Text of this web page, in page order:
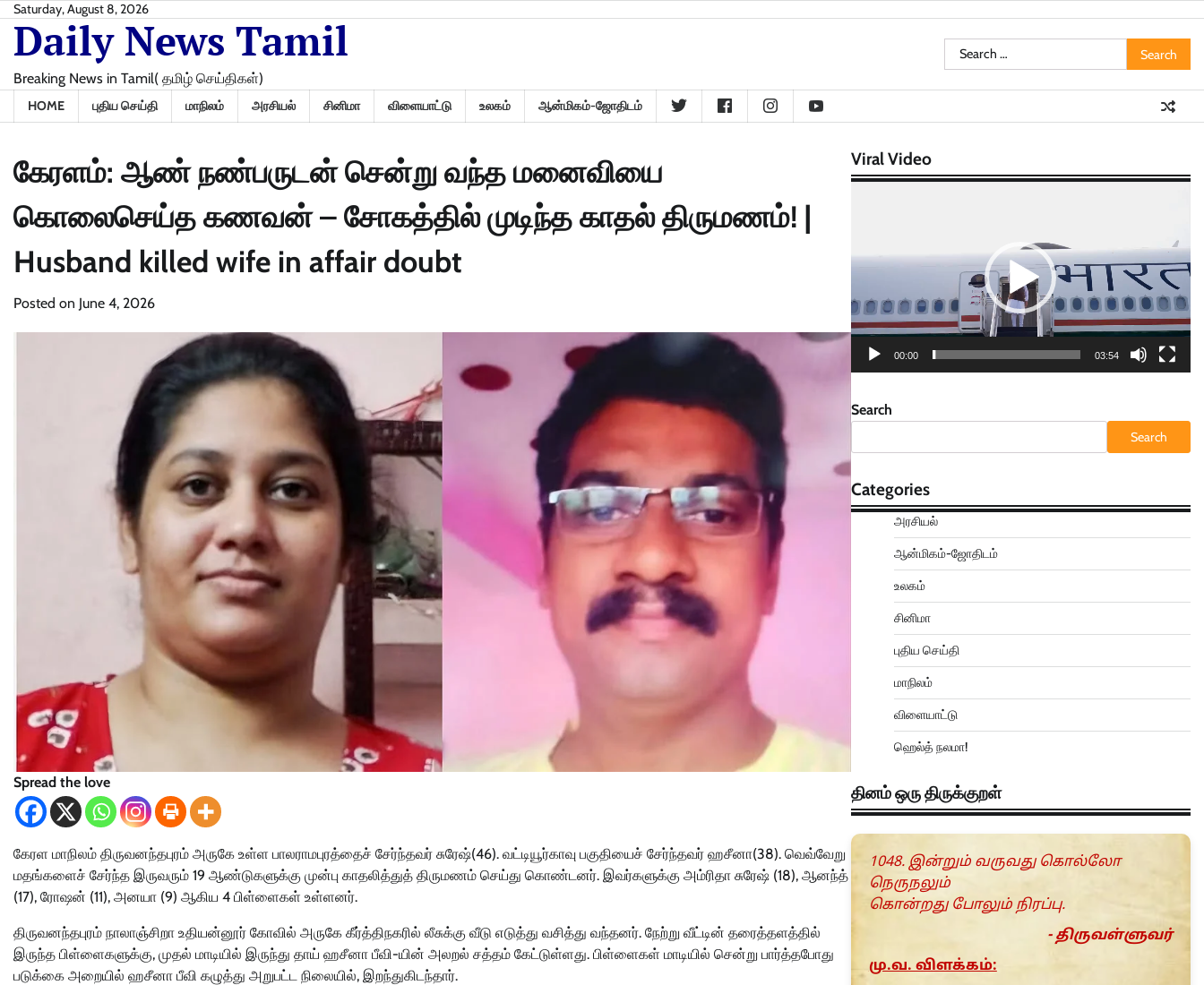
Skip
content
Saturday, August 8, 2026
Daily News Tamil
Breaking News in Tamil( தமிழ் செய்திகள்)
Search
for:
HOME புதிய செய்தி மாநிலம் அரசியல் சினிமா விளையாட்டு உலகம் ஆன்மிகம்-ஜோதிடம்
கேரளம்: ஆண் நண்பருடன் சென்று வந்த மனைவியை
கொலைசெய்த கணவன் – சோகத்தில் முடிந்த காதல் திருமணம்! |
Husband killed wife in affair doubt
Posted on June 4, 2026
Spread the love
கேரள மாநிலம் திருவனந்தபுரம் அருகே உள்ள பாலராமபுரத்தைச் சேர்ந்தவர் சுரேஷ்(46). வட்டியூர்காவு பகுதியைச் சேர்ந்தவர் ஹசீனா(38). வெவ்வேறு
மதங்களைச் சேர்ந்த இருவரும் 19 ஆண்டுகளுக்கு முன்பு காதலித்துத் திருமணம் செய்து கொண்டனர். இவர்களுக்கு அம்ரிதா சுரேஷ் (18), ஆனந்த்
(17), ரோஷன் (11), அனயா (9) ஆகிய 4 பிள்ளைகள் உள்ளனர்.
திருவனந்தபுரம் நாலாஞ்சிறா உதியன்னூர் கோவில் அருகே கீர்த்திநகரில் லீசுக்கு வீடு எடுத்து வசித்து வந்தனர். நேற்று வீட்டின் தரைத்தளத்தில்
இருந்த பிள்ளைகளுக்கு, முதல் மாடியில் இருந்து தாய் ஹசீனா பீவி-யின் அலறல் சத்தம் கேட்டுள்ளது. பிள்ளைகள் மாடியில் சென்று பார்த்தபோது
படுக்கை அறையில் ஹசீனா பீவி கழுத்து அறுபட்ட நிலையில், இறந்துகிடந்தார்.
Viral Video
00:00 03:54
Search
Search
Categories
அரசியல்
ஆன்மிகம்-ஜோதிடம்
உலகம்
சினிமா
புதிய செய்தி
மாநிலம்
விளையாட்டு
ஹெல்த் நலமா!
தினம் ஒரு திருக்குறள்
1048. இன்றும் வருவது கொல்லோ
நெருநலும்
கொன்றது போலும் நிரப்பு.
- திருவள்ளுவர்
மு.வ. விளக்கம்: